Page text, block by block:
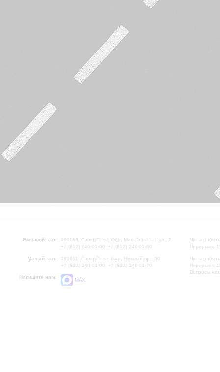
Большой зал:
191186, Санкт-Петербург, Михайловская ул., 2
+7 (812) 240-01-00, +7 (812) 240-01-80
Малый зал:
191011, Санкт-Петербург, Невский пр., 30
+7 (812) 240-01-00, +7 (812) 240-01-70
Напишите нам:
MAX
Часы
Перерыв с
Часы
Перерыв с
Вопросы